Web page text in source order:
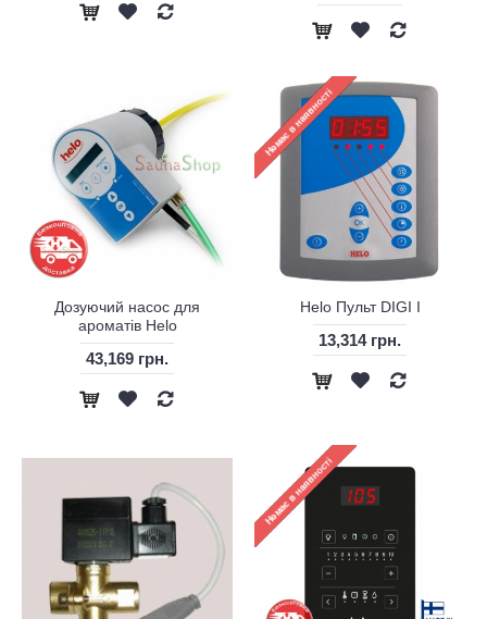
Дозуючий насос для
ароматів Helo
43,169 грн.
Helo Пульт DIGI I
13,314 грн.